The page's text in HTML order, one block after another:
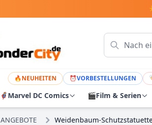
🔥NEUHEITEN ⏰VORBESTELLUNGEN
🦸 Marvel DC Comics 🎬Film & Serien
ANGEBOTE Weidenbaum-